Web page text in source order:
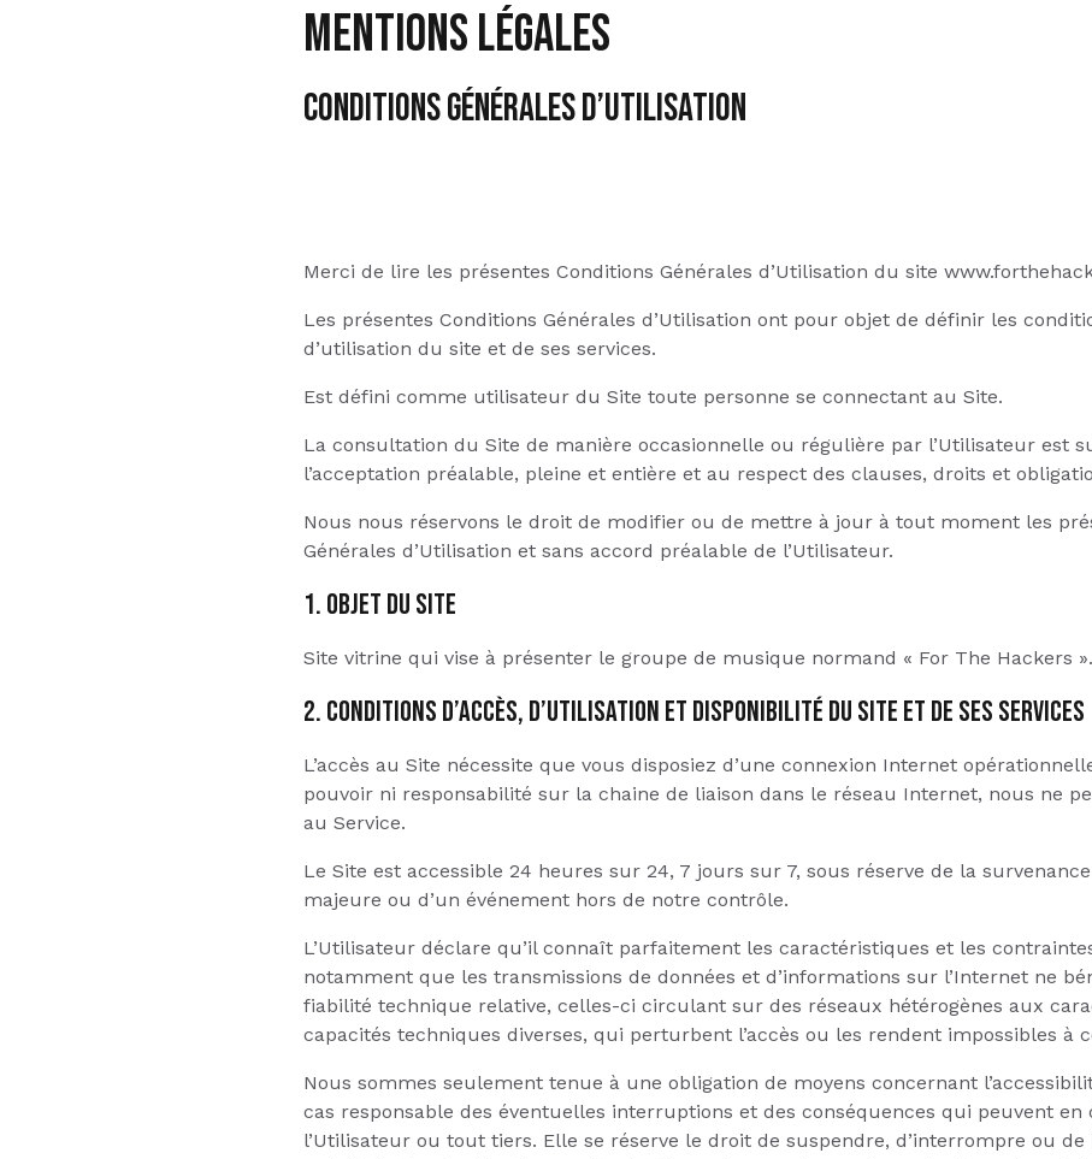
Mentions Légales
CONDITIONS GÉNÉRALES D’UTILISATION
Merci de lire les présentes Conditions Générales d’Utilisation du site
Les présentes Conditions Générales d’Utilisation ont pour objet de définir les
d’utilisation du site et de ses services.
Est défini comme utilisateur du Site toute personne se connectant au Site.
La consultation du Site de manière occasionnelle ou régulière par l’Utilisateur est
l’acceptation préalable, pleine et entière et au respect des clauses, droits et
Nous nous réservons le droit de modifier ou de mettre à jour à tout moment les
Générales d’Utilisation et sans accord préalable de l’Utilisateur.
1. OBJET DU SITE
Site vitrine qui vise à présenter le groupe de musique normand « For The Hackers ».
2. CONDITIONS D’ACCÈS, D’UTILISATION ET DISPONIBILITÉ DU SITE ET DE SES SERVICES
L’accès au Site nécessite que vous disposiez d’une connexion Internet
pouvoir ni responsabilité sur la chaine de liaison dans le réseau Internet, nous ne
au Service.
Le Site est accessible 24 heures sur 24, 7 jours sur 7, sous réserve de la
majeure ou d’un événement hors de notre contrôle.
L’Utilisateur déclare qu’il connaît parfaitement les caractéristiques et les
notamment que les transmissions de données et d’informations sur l’Internet ne
fiabilité technique relative, celles-ci circulant sur des réseaux hétérogènes aux
capacités techniques diverses, qui perturbent l’accès ou les rendent impossibles à
Nous sommes seulement tenue à une obligation de moyens concernant
cas responsable des éventuelles interruptions et des conséquences qui peuvent
l’Utilisateur ou tout tiers. Elle se réserve le droit de suspendre, d’interrompre ou de